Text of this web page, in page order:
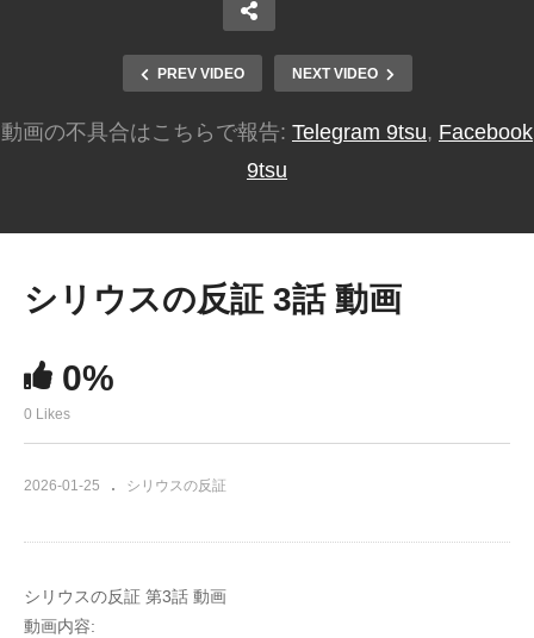
PREV VIDEO NEXT VIDEO
動画の不具合はこちらで報告: Telegram 9tsu, Facebook
9tsu
シリウスの反証 3話 動画
0%
0 Likes
2026-01-25 シリウスの反証
シリウスの反証 第3話 動画
動画内容: